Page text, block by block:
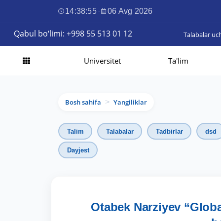
14:38:57 · 06 Avg 2026
Qabul bo‘limi: +998 55 513 01 12 Talabalar
Universitet Ta'lim
Bosh sahifa > Yangiliklar
Talim Talabalar Tadbirlar dsd
Dayjest
Otabek Narziyev